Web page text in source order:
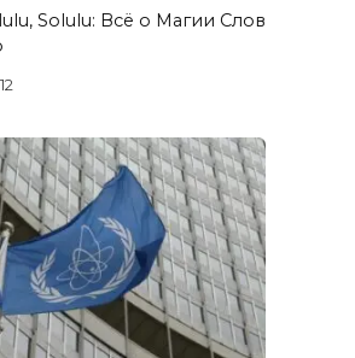
Solulu: Всё о Магии Слов